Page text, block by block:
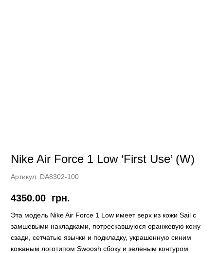
Nike Air Force 1 Low ‘First Use’ (W)
Артикул: DA8302-100
4350.00 грн.
Этa модель Nike Air Force 1 Low имеет верх из кожи Sail с
замшевыми накладками, потрескавшуюся оранжевую кожу
сзади, сетчатые язычки и подкладку, украшенную синим
кожаным логотипом Swoosh сбоку и зеленым контуром